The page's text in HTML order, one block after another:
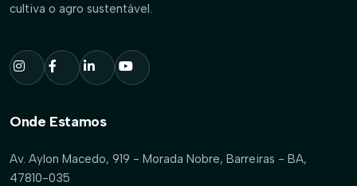
cultiva o agro sustentável.
Onde Estamos
Av. Aylon Macedo, 919 - Morada Nobre, Barreiras - BA,
47810-035